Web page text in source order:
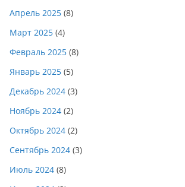
Апрель 2025 (8)
Март 2025 (4)
Февраль 2025 (8)
Январь 2025 (5)
Декабрь 2024 (3)
Ноябрь 2024 (2)
Октябрь 2024 (2)
Сентябрь 2024 (3)
Июль 2024 (8)